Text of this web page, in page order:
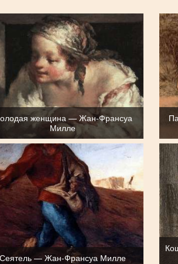
женщина — Жан-Франсуа
Милле
Сеятель — Жан-Франсуа Милле